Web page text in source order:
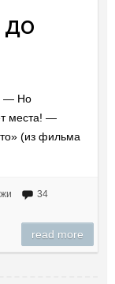
до
— Но
места! —
(из фильма
34
read more